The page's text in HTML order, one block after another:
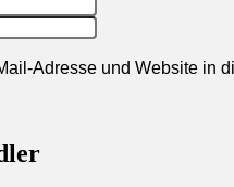
Adresse und Website in